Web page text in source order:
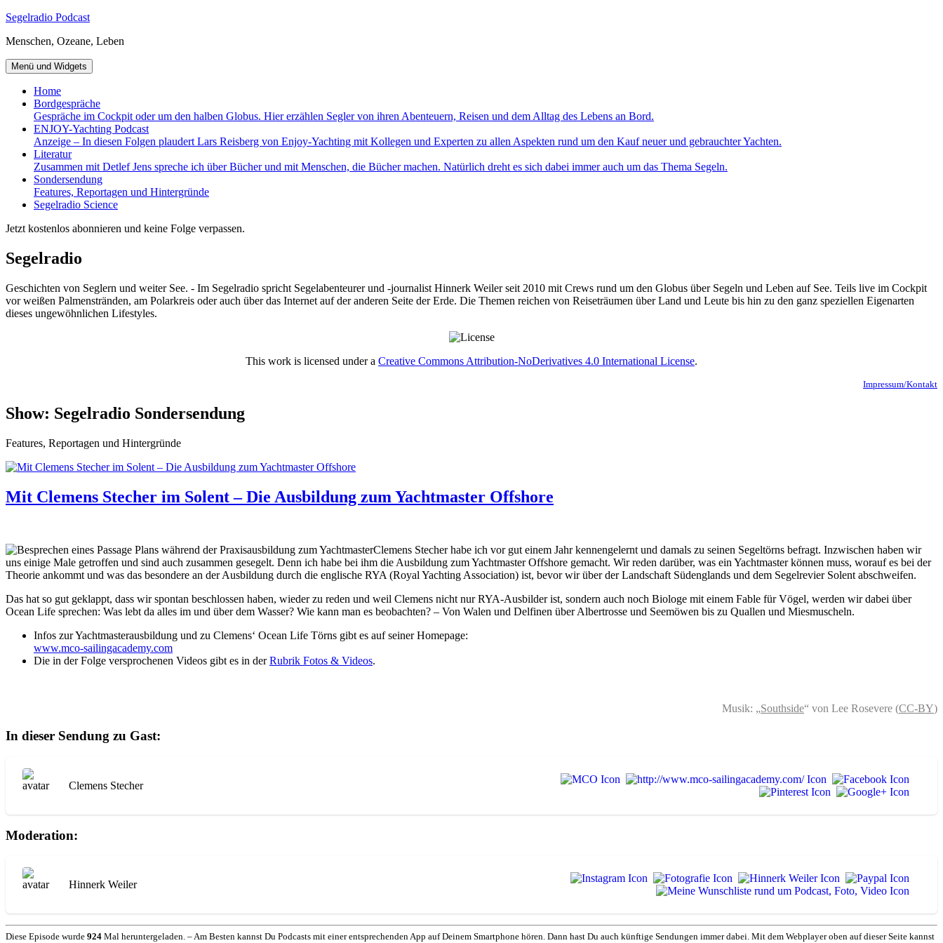
Zum
springen
Segelradio Podcast
Menschen, Ozeane, Leben
Menü und Widgets
Home
Bordgespräche
Gespräche im Cockpit oder um den halben Globus. Hier erzählen Segler von ihren Abenteuern, Reisen und dem Alltag des Lebens an Bord.
ENJOY-Yachting Podcast
Anzeige – In diesen Folgen plaudert Lars Reisberg von Enjoy-Yachting mit Kollegen und Experten zu allen Aspekten rund um den Kauf neuer und gebrauchter Yachten.
Literatur
Zusammen mit Detlef Jens spreche ich über Bücher und mit Menschen, die Bücher machen. Natürlich dreht es sich dabei immer auch um das Thema Segeln.
Sondersendung
Features, Reportagen und Hintergründe
Segelradio Science
Jetzt kostenlos abonnieren und keine Folge verpassen.
Segelradio
Geschichten von Seglern und weiter See. - Im Segelradio spricht Segelabenteurer und -journalist Hinnerk Weiler seit 2010 mit Crews rund um den Globus über Segeln und Leben auf See. Teils live im Cockpit
vor weißen Palmenstränden, am Polarkreis oder auch über das Internet auf der anderen Seite der Erde. Die Themen reichen von Reiseträumen über Land und Leute bis hin zu den ganz speziellen Eigenarten
dieses ungewöhnlichen Lifestyles.
This work is licensed under a Creative Commons Attribution-NoDerivatives 4.0 International License.
Impressum/Kontakt
Show: Segelradio Sondersendung
Features, Reportagen und Hintergründe
Mit Clemens Stecher im Solent – Die Ausbildung zum Yachtmaster Offshore
Clemens Stecher habe ich vor gut einem Jahr kennengelernt und damals zu seinen Segeltörns befragt. Inzwischen haben wir
uns einige Male getroffen und sind auch zusammen gesegelt. Denn ich habe bei ihm die Ausbildung zum Yachtmaster Offshore gemacht. Wir reden darüber, was ein Yachtmaster können muss, worauf es bei der
Theorie ankommt und was das besondere an der Ausbildung durch die englische RYA (Royal Yachting Association) ist, bevor wir über der Landschaft Südenglands und dem Segelrevier Solent abschweifen.
Das hat so gut geklappt, dass wir spontan beschlossen haben, wieder zu reden und weil Clemens nicht nur RYA-Ausbilder ist, sondern auch noch Biologe mit einem Fable für Vögel, werden wir dabei über
Ocean Life sprechen: Was lebt da alles im und über dem Wasser? Wie kann man es beobachten? – Von Walen und Delfinen über Albertrosse und Seemöwen bis zu Quallen und Miesmuscheln.
Infos zur Yachtmasterausbildung und zu Clemens‘ Ocean Life Törns gibt es auf seiner Homepage:
www.mco-sailingacademy.com
Die in der Folge versprochenen Videos gibt es in derRubrik Fotos & Videos.
Musik: „Southside“ von Lee Rosevere (CC-BY)
In dieser Sendung zu Gast:
Clemens Stecher
Moderation:
Hinnerk Weiler
Diese Episode wurde 924 Mal heruntergeladen. – Am Besten kannst Du Podcasts mit einer entsprechenden App auf Deinem Smartphone hören. Dann hast Du auch künftige Sendungen immer dabei. Mit dem Webplayer oben auf dieser Seite kannst